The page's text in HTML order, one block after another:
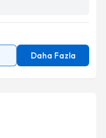
Daha Fazla